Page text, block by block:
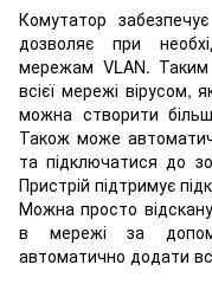
Комутатор
дозволяє при
мережам VLAN.
всієї мережі вірусом,
можна створити
Також може
та підключатися до
Пристрій підтримує
Можна просто
в мережі за
автоматично додати